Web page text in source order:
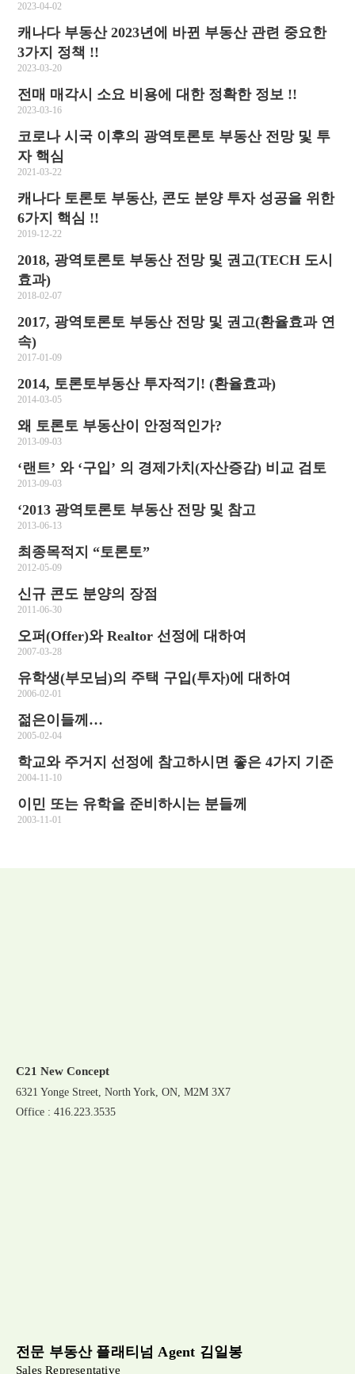
2023-04-02
캐나다 부동산 2023년에 바뀐 부동산 관련 중요한
3가지 정책 !!
2023-03-20
전매 매각시 소요 비용에 대한 정확한 정보 !!
2023-03-16
코로나 시국 이후의 광역토론토 부동산 전망 및 투
자 핵심
2021-03-22
캐나다 토론토 부동산, 콘도 분양 투자 성공을 위한
6가지 핵심 !!
2019-12-22
2018, 광역토론토 부동산 전망 및 권고(TECH 도시
효과)
2018-02-07
2017, 광역토론토 부동산 전망 및 권고(환율효과 연
속)
2017-01-09
2014, 토론토부동산 투자적기! (환율효과)
2014-03-05
왜 토론토 부동산이 안정적인가?
2013-09-03
‘랜트’ 와 ‘구입’ 의 경제가치(자산증감) 비교 검토
2013-09-03
‘2013 광역토론토 부동산 전망 및 참고
2013-06-13
최종목적지 “토론토”
2012-05-09
신규 콘도 분양의 장점
2011-06-30
오퍼(Offer)와 Realtor 선정에 대하여
2007-03-28
유학생(부모님)의 주택 구입(투자)에 대하여
2006-02-01
젊은이들께…
2005-02-04
학교와 주거지 선정에 참고하시면 좋은 4가지 기준
2004-11-10
이민 또는 유학을 준비하시는 분들께
2003-11-01
C21 New Concept
6321 Yonge Street, North York, ON, M2M 3X7
Office : 416.223.3535
전문 부동산 플래티넘 Agent 김일봉
Sales Representative